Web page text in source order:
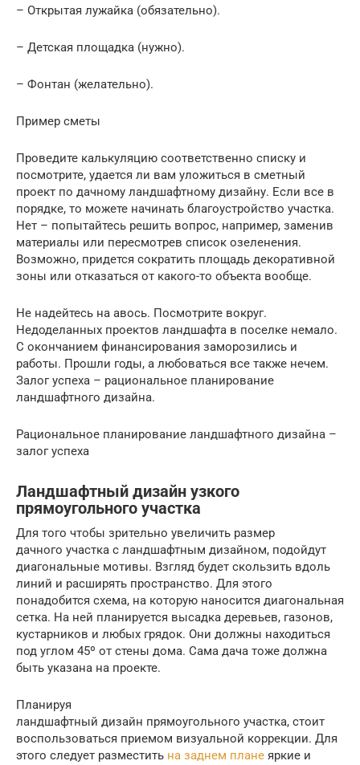
– Открытая лужайка (обязательно).
– Детская площадка (нужно).
– Фонтан (желательно).
Пример сметы
Проведите калькуляцию соответственно списку и
посмотрите, удается ли вам уложиться в сметный
проект по дачному ландшафтному дизайну. Если все в
порядке, то можете начинать благоустройство участка.
Нет – попытайтесь решить вопрос, например, заменив
материалы или пересмотрев список озеленения.
Возможно, придется сократить площадь декоративной
зоны или отказаться от какого-то объекта вообще.
Не надейтесь на авось. Посмотрите вокруг.
Недоделанных проектов ландшафта в поселке немало.
С окончанием финансирования заморозились и
работы. Прошли годы, а любоваться все также нечем.
Залог успеха – рациональное планирование
ландшафтного дизайна.
Рациональное планирование ландшафтного дизайна –
залог успеха
Ландшафтный дизайн узкого
прямоугольного участка
Для того чтобы зрительно увеличить размер
дачного участка с ландшафтным дизайном, подойдут
диагональные мотивы. Взгляд будет скользить вдоль
линий и расширять пространство. Для этого
понадобится схема, на которую наносится диагональная
сетка. На ней планируется высадка деревьев, газонов,
кустарников и любых грядок. Они должны находиться
под углом 45º от стены дома. Сама дача тоже должна
быть указана на проекте.
Планируя
ландшафтный дизайн прямоугольного участка, стоит
воспользоваться приемом визуальной коррекции. Для
этого следует разместить на заднем плане яркие и